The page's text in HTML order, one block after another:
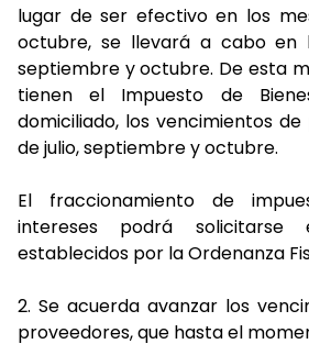
lugar de ser efectivo en los
octubre, se llevará a cabo en
septiembre y octubre. De esta
tienen el Impuesto de
domiciliado, los vencimientos
de julio, septiembre y octubre.
El fraccionamiento de
intereses podrá
establecidos por la Ordenanza
2. Se acuerda avanzar los
proveedores, que hasta el